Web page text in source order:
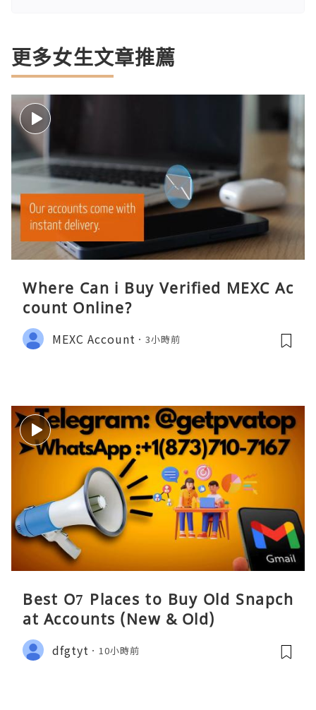
更多女生文章推薦
Where Can i Buy Verified MEXC Ac
count Online?
MEXC Account 3小時前
Best O7 Places to Buy Old Snapch
at Accounts (New & Old)
dfgtyt 10小時前